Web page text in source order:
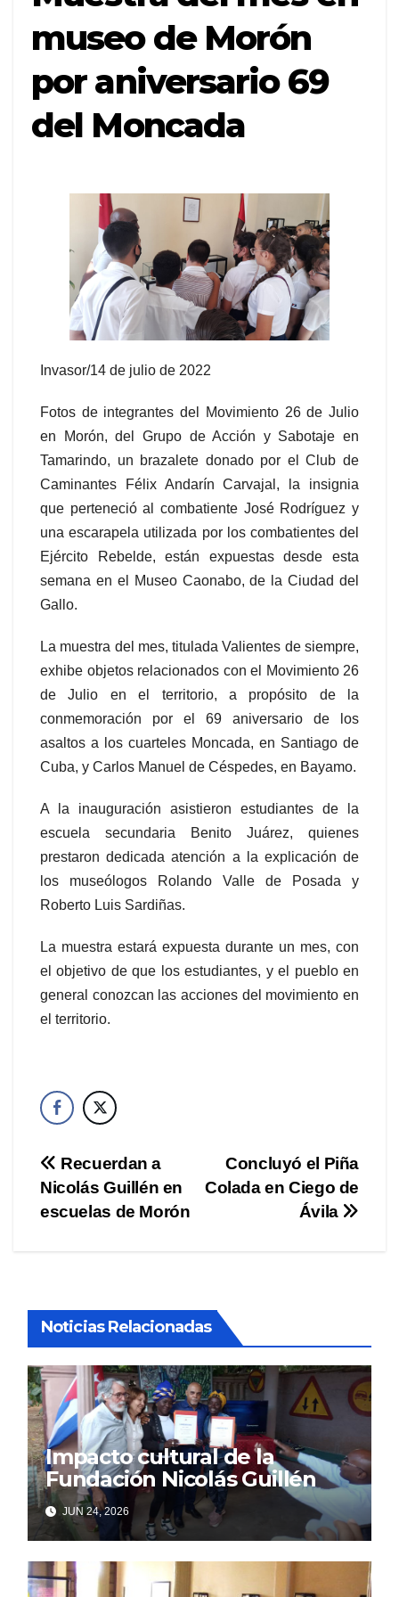
museo de Morón
por aniversario 69
del Moncada
Invasor/14 de julio de 2022
Fotos de integrantes del Movimiento 26 de Julio
en Morón, del Grupo de Acción y Sabotaje en
Tamarindo, un brazalete donado por el Club de
Caminantes Félix Andarín Carvajal, la insignia
que perteneció al combatiente José Rodríguez y
una escarapela utilizada por los combatientes del
Ejército Rebelde, están expuestas desde esta
semana en el Museo Caonabo, de la Ciudad del
Gallo.
La muestra del mes, titulada Valientes de siempre,
exhibe objetos relacionados con el Movimiento 26
de Julio en el territorio, a propósito de la
conmemoración por el 69 aniversario de los
asaltos a los cuarteles Moncada, en Santiago de
Cuba, y Carlos Manuel de Céspedes, en Bayamo.
A la inauguración asistieron estudiantes de la
escuela secundaria Benito Juárez, quienes
prestaron dedicada atención a la explicación de
los museólogos Rolando Valle de Posada y
Roberto Luis Sardiñas.
La muestra estará expuesta durante un mes, con
el objetivo de que los estudiantes, y el pueblo en
general conozcan las acciones del movimiento en
el territorio.
Navegación
de
Concluyó el Piña
Colada en Ciego de
Ávila
Recuerdan a
Nicolás Guillén en
escuelas de Morón
Noticias Relacionadas
Impacto cultural de la
Fundación Nicolás Guillén
JUN 24, 2026